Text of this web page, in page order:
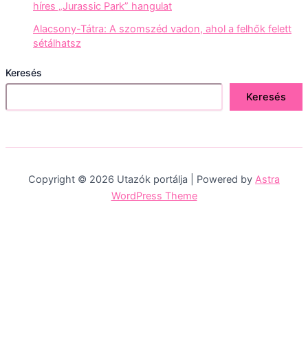
híres „Jurassic Park” hangulat
Alacsony-Tátra: A szomszéd vadon, ahol a felhők felett
sétálhatsz
Keresés
Keresés
Copyright © 2026 Utazók portálja | Powered by Astra
WordPress Theme